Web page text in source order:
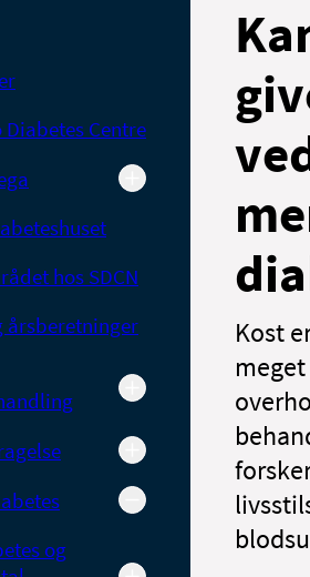
Diabetes Centre
hos SDCN
årsberetninger
og
Kost